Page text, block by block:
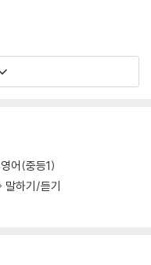
영어(중등1)
말하기/듣기